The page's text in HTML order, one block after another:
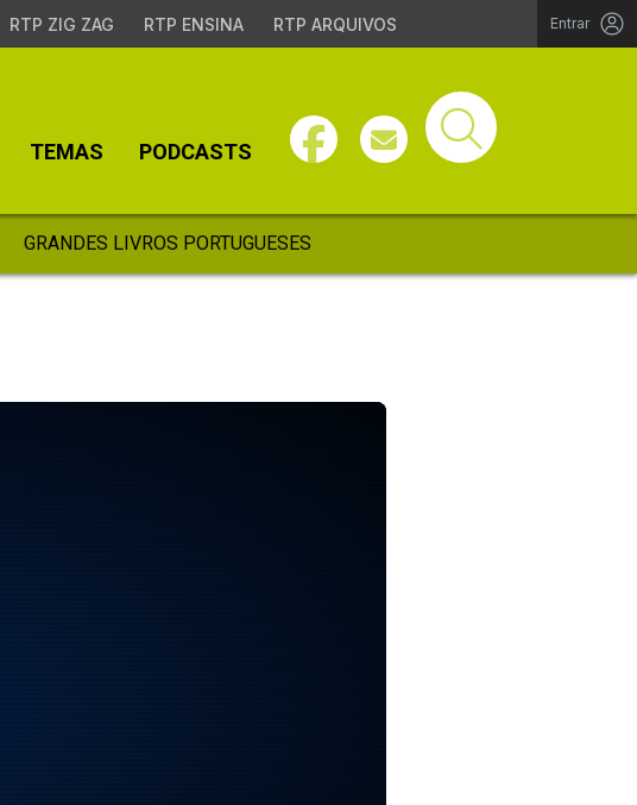
RTP ZIG ZAG RTP ENSINA RTP ARQUIVOS Entrar
TEMAS PODCASTS
GRANDES LIVROS PORTUGUESES